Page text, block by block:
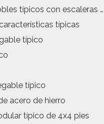
estuche de vuelo
la maquinaria de escenario
carpa para eventos
andamio de aluminio
tipico
Andamios dobles típicos con escaleras de inclinación
típicas
típico
típico
acero de hierro
típico de 4x4 pies